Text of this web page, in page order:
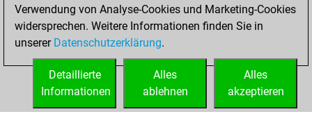
You played 5
slow games
Play
You scored +0
=0 -5 in slow games
Verwendung von Analyse-Cookies und Marketing-Cookies
widersprechen. Weitere Informationen finden Sie in
unserer Datenschutzerklärung.
Alles
akzeptieren
Alles
ablehnen
Detaillierte
Informationen